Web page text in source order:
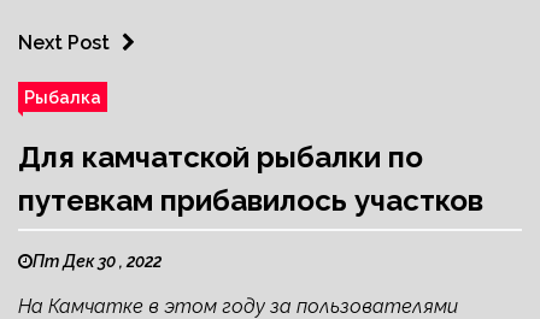
Next Post
Рыбалка
Для камчатской рыбалки по
путевкам прибавилось участков
Пт Дек 30 , 2022
На Камчатке в этом году за пользователями